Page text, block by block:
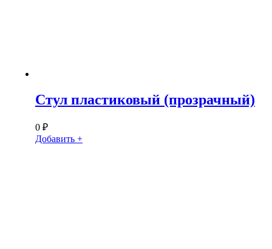
Стул пластиковый (прозрачный)
0 ₽
Добавить +